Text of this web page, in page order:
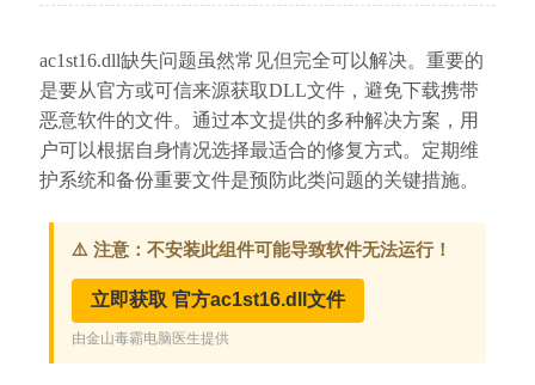
ac1st16.dll缺失问题虽然常见但完全可以解决。重要的
是要从官方或可信来源获取DLL文件，避免下载携带
恶意软件的文件。通过本文提供的多种解决方案，用
户可以根据自身情况选择最适合的修复方式。定期维
护系统和备份重要文件是预防此类问题的关键措施。